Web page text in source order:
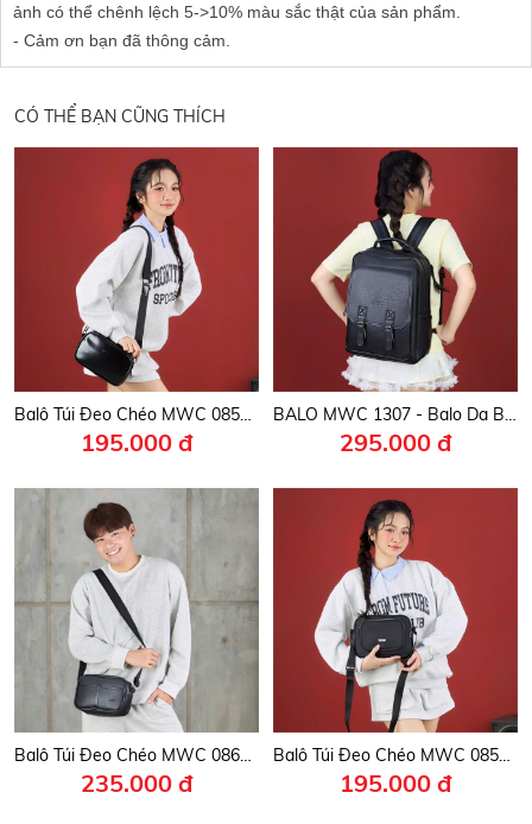
ảnh có thể chênh lệch 5->10% màu sắc thật của sản phẩm.
- Cảm ơn bạn đã thông cảm.
CÓ THỂ BẠN CŨNG THÍCH
Balô Túi Đeo Chéo MWC 0857 - Túi Đeo Chéo Thời Trang Nam Nữ Có Logo MWC Tinh Tế, Tinh Gọn, Sang Trọng.
195.000 đ
BALO MWC 1307 - Balo Da Bò Thời Trang Hàn Quốc Đi Học, Đi Làm, Du Lịch Cool Ngầu Và Cá Tính.
295.000 đ
Balô Túi Đeo Chéo MWC 0862- Túi Đeo Chéo Unisex Da PU Cao Cấp, Hiện Đại, Nhỏ Gọn Nhưng Cực Phong Cách.
235.000 đ
Balô Túi Đeo Chéo MWC 0858 - Túi Đeo Chéo Unisex Thời Trang Nam Nữ, Tiện Ích, Bền Bỉ.
195.000 đ